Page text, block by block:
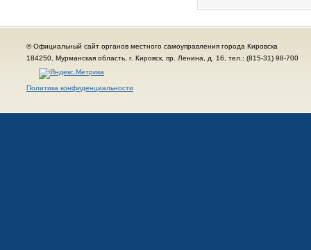
© Официальный сайт органов местного самоуправления города Кировска
184250, Мурманская область, г. Кировск, пр. Ленина, д. 16, тел.: (815-31) 98-700
Политика конфиденциальности